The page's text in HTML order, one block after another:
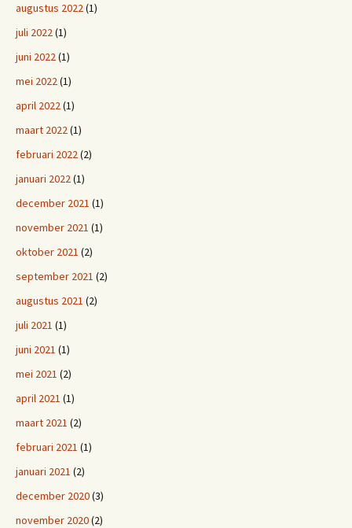
augustus 2022(1)
juli 2022(1)
juni 2022(1)
mei 2022(1)
april 2022(1)
maart 2022(1)
februari 2022(2)
januari 2022(1)
december 2021 (1)
november 2021 (1)
oktober 2021 (2)
september 2021 (2)
augustus 2021 (2)
juli 2021 (1)
juni 2021 (1)
mei 2021 (2)
april 2021 (1)
maart 2021 (2)
februari 2021 (1)
januari 2021 (2)
december 2020(3)
november 2020(2)